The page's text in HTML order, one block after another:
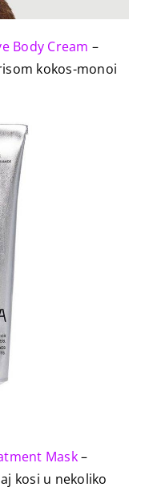
Body Cream –
kokos-monoi
Mask–
kosi u nekoliko